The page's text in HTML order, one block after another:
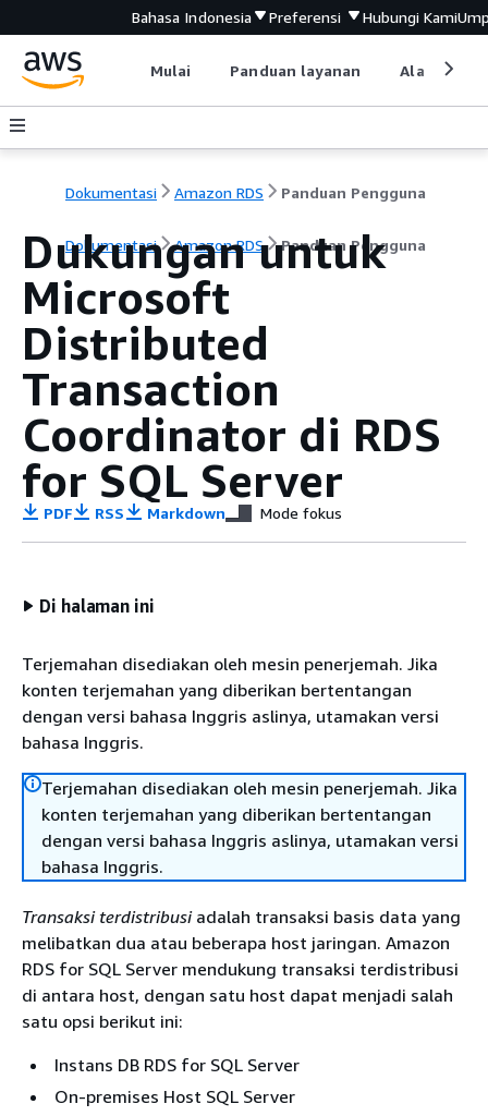
Bahasa Indonesia Preferensi Hubungi Kami
Mulai Panduan layanan Alat
Dokumentasi Amazon RDS Panduan Pengguna
Dokumentasi Amazon RDS Panduan Pengguna
Dukungan untuk
Microsoft
Distributed
Transaction
Coordinator di RDS
for SQL Server
PDF RSS Markdown Mode fokus
Di halaman ini
Terjemahan disediakan oleh mesin penerjemah. Jika
konten terjemahan yang diberikan bertentangan
dengan versi bahasa Inggris aslinya, utamakan versi
bahasa Inggris.
Terjemahan disediakan oleh mesin penerjemah. Jika
konten terjemahan yang diberikan bertentangan
dengan versi bahasa Inggris aslinya, utamakan versi
bahasa Inggris.
Transaksi terdistribusiadalah transaksi basis data yang
melibatkan dua atau beberapa host jaringan. Amazon
RDS for SQL Server mendukung transaksi terdistribusi
di antara host, dengan satu host dapat menjadi salah
satu opsi berikut ini:
Instans DB RDS for SQL Server
On-premises Host SQL Server